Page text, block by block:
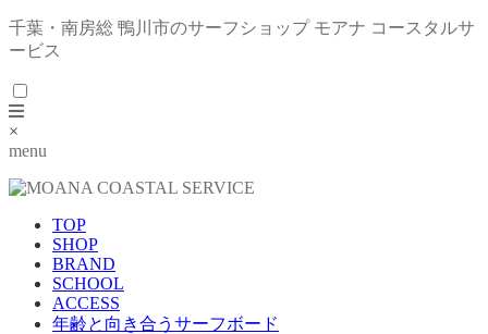
千葉・南房総 鴨川市のサーフショップ モアナ コースタルサ
ービス
×
menu
TOP
SHOP
BRAND
SCHOOL
ACCESS
年齢と向き合うサーフボード